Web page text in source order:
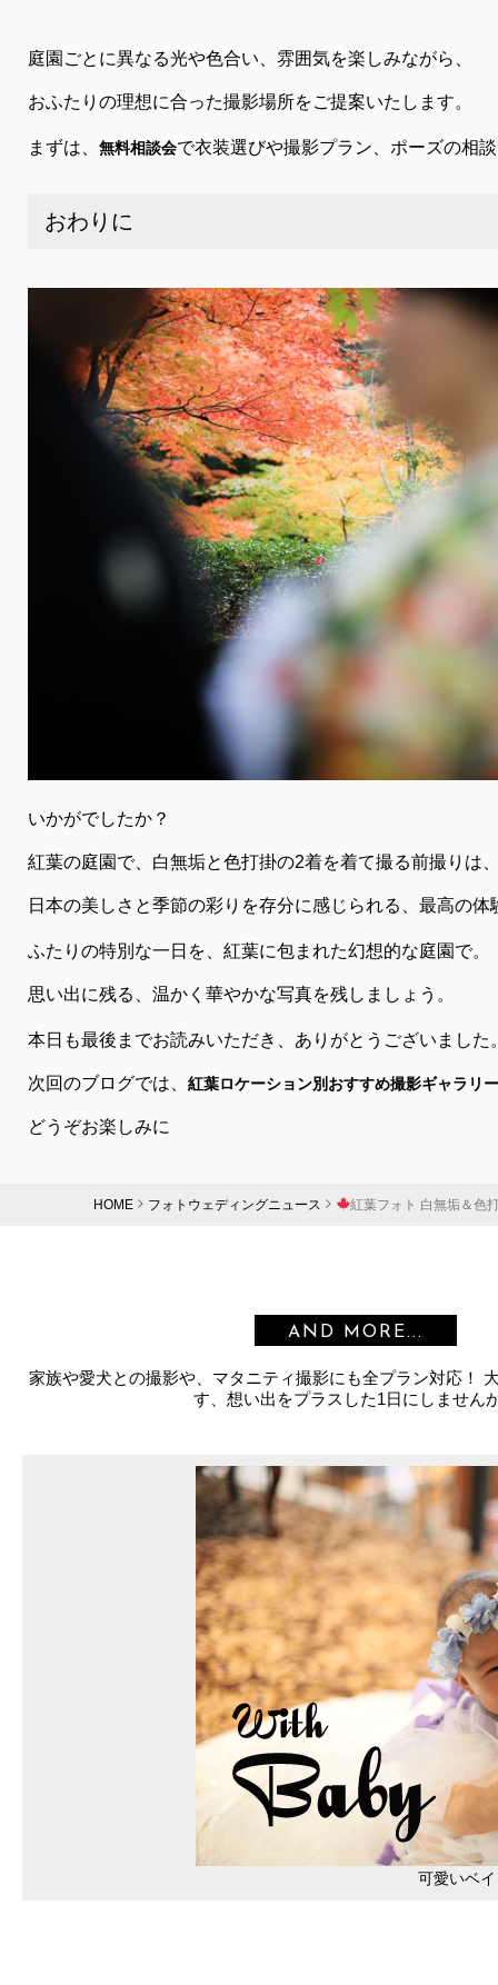
庭園ごとに異なる光や色合い、雰囲気を楽しみながら、
おふたりの理想に合った撮影場所をご提案いたします。
まずは、 無料相談会で衣装選びや撮影プラン、ポーズの相
おわりに
いかがでしたか？
紅葉の庭園で、白無垢と色打掛の2着を着て撮る前撮りは
日本の美しさと季節の彩りを存分に感じられる、最高の体
ふたりの特別な一日を、紅葉に包まれた幻想的な庭園で。
思い出に残る、温かく華やかな写真を残しましょう。
本日も最後までお読みいただき、ありがとうございました
次回のブログでは、 紅葉ロケーション別おすすめ撮影ギャラリー
どうぞお楽しみに
HOME フォトウェディングニュース 紅葉フォト 白無垢＆色
AND MORE...
家族や愛犬との撮影や、マタニティ撮影にも全プラン対応！
す、想い出をプラスした1日にしません
可愛いベ